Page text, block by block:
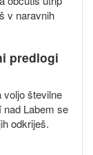
v naravnih
predlogi
voljo številne
Labem se
odkriješ.